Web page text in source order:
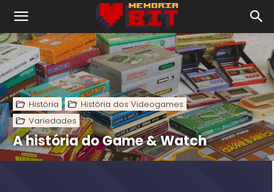
História
História dos Videogames
Variedades
A história do Game & Watch